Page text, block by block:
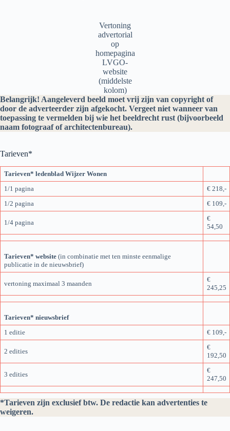
Vertoning
advertorial
op
homepagina
LVGO-
website
(middelste
kolom)
Belangrijk! Aangeleverd beeld moet vrij zijn van copyright of
door de adverteerder zijn afgekocht. Vergeet niet wanneer van
toepassing te vermelden bij wie het beeldrecht rust (bijvoorbeeld
naam fotograaf of architectenbureau).
Tarieven*
Tarieven* ledenblad Wijzer Wonen
1/1 pagina
€ 218,-
1/2 pagina
€ 109,-
1/4 pagina
€
54,50
Tarieven* website(in combinatie met ten minste eenmalige
publicatie in de nieuwsbrief)
vertoning maximaal 3 maanden
€
245,25
Tarieven* nieuwsbrief
1 editie
€ 109,-
2 edities
€
192,50
3 edities
€
247,50
*Tarieven zijn exclusief btw. De redactie kan advertenties te
weigeren.